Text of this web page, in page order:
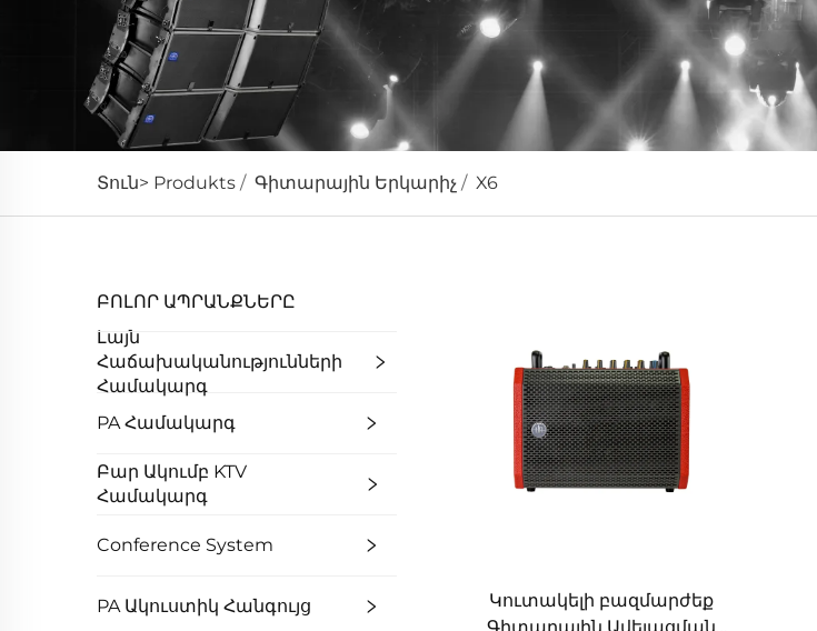
Տուն> Produkts / Գիտարային Երկարիչ / X6
ԲՈԼՈՐ ԱՊՐԱՆՔՆԵՐԸ
Լայն
Հաճախականությունների
Համակարգ
PA Համակարգ
Բար Ակումբ KTV
Համակարգ
Conference System
PA Ակուստիկ Հանգույց
Կուտակելի բազմարժեք
Գիտարային Ավելացման